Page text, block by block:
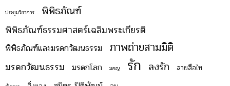
ประชุมวิชาการ พิพิธภัณฑ์
พิพิธภัณฑ์ธรรมศาสตร์เฉลิมพระเกียรติ
พิพิธภัณฑ์และมรดกวัฒนธรรม ภาพถ่ายสามมิติ
มรดกวัฒนธรรม มรดกโลก มอญ รัก ลงรัก ลายสือไท